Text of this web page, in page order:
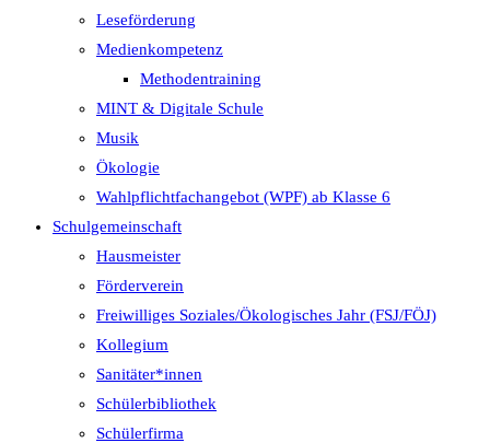
Leseförderung
Medienkompetenz
Methodentraining
MINT & Digitale Schule
Musik
Ökologie
Wahlpflichtfachangebot (WPF) ab Klasse 6
Schulgemeinschaft
Hausmeister
Förderverein
Freiwilliges Soziales/Ökologisches Jahr (FSJ/FÖJ)
Kollegium
Sanitäter*innen
Schülerbibliothek
Schülerfirma